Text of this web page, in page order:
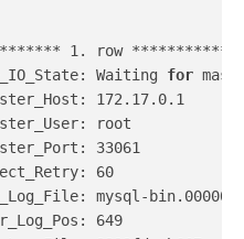
1. row
Waiting
for
172.17.0.1
root
33061
60
mysql-bin.000003
649